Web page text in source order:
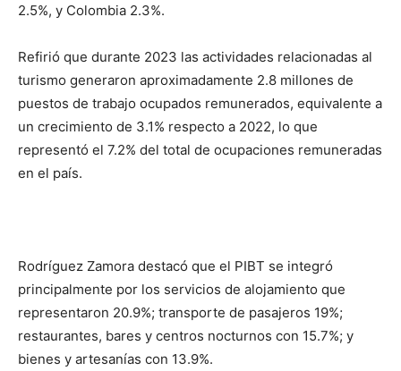
2.5%, y Colombia 2.3%.
Refirió que durante 2023 las actividades relacionadas al
turismo generaron aproximadamente 2.8 millones de
puestos de trabajo ocupados remunerados, equivalente a
un crecimiento de 3.1% respecto a 2022, lo que
representó el 7.2% del total de ocupaciones remuneradas
en el país.
Rodríguez Zamora destacó que el PIBT se integró
principalmente por los servicios de alojamiento que
representaron 20.9%; transporte de pasajeros 19%;
restaurantes, bares y centros nocturnos con 15.7%; y
bienes y artesanías con 13.9%.